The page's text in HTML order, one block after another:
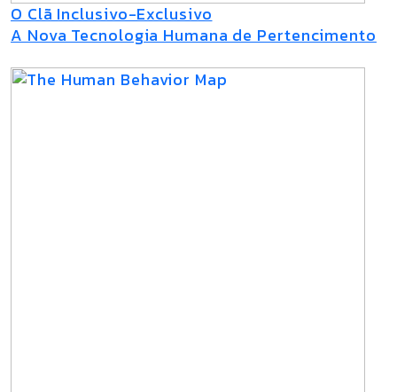
O Clã Inclusivo-Exclusivo
A Nova Tecnologia Humana de Pertencimento